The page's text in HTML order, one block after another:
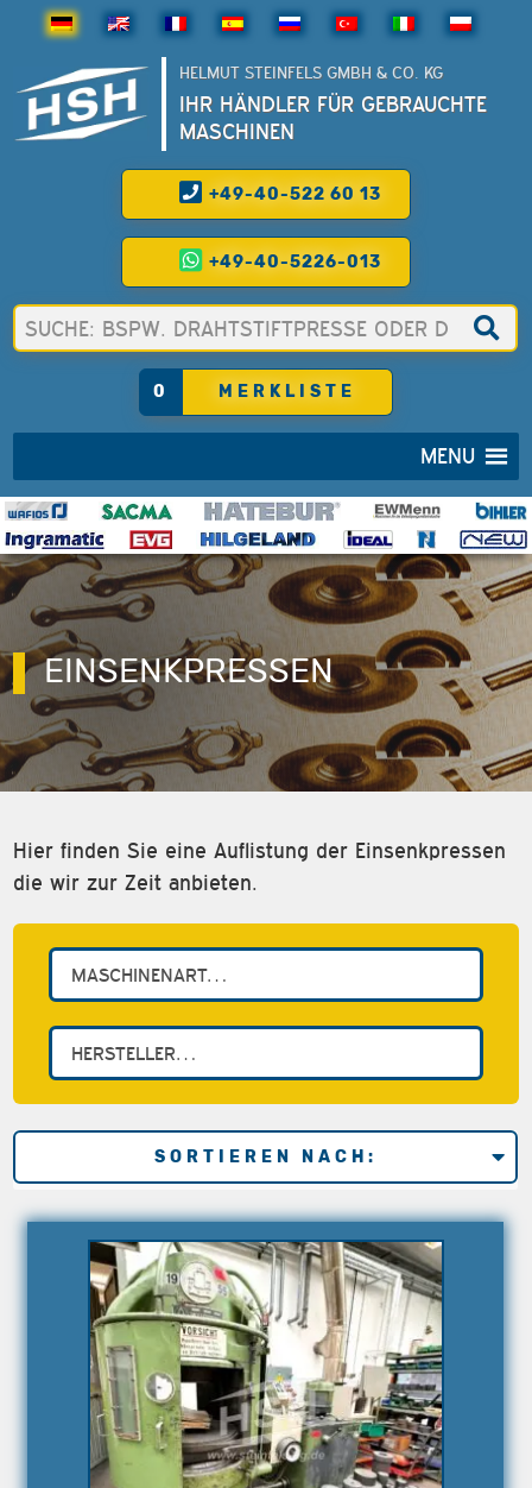
HELMUT STEINFELS GMBH & CO. KG
IHR HÄNDLER FÜR GEBRAUCHTE
MASCHINEN
+49-40-522 60 13
+49-40-5226-013
0 MERKLISTE
MENU
EINSENKPRESSEN
Hier finden Sie eine Auflistung der Einsenkpressen
die wir zur Zeit anbieten.